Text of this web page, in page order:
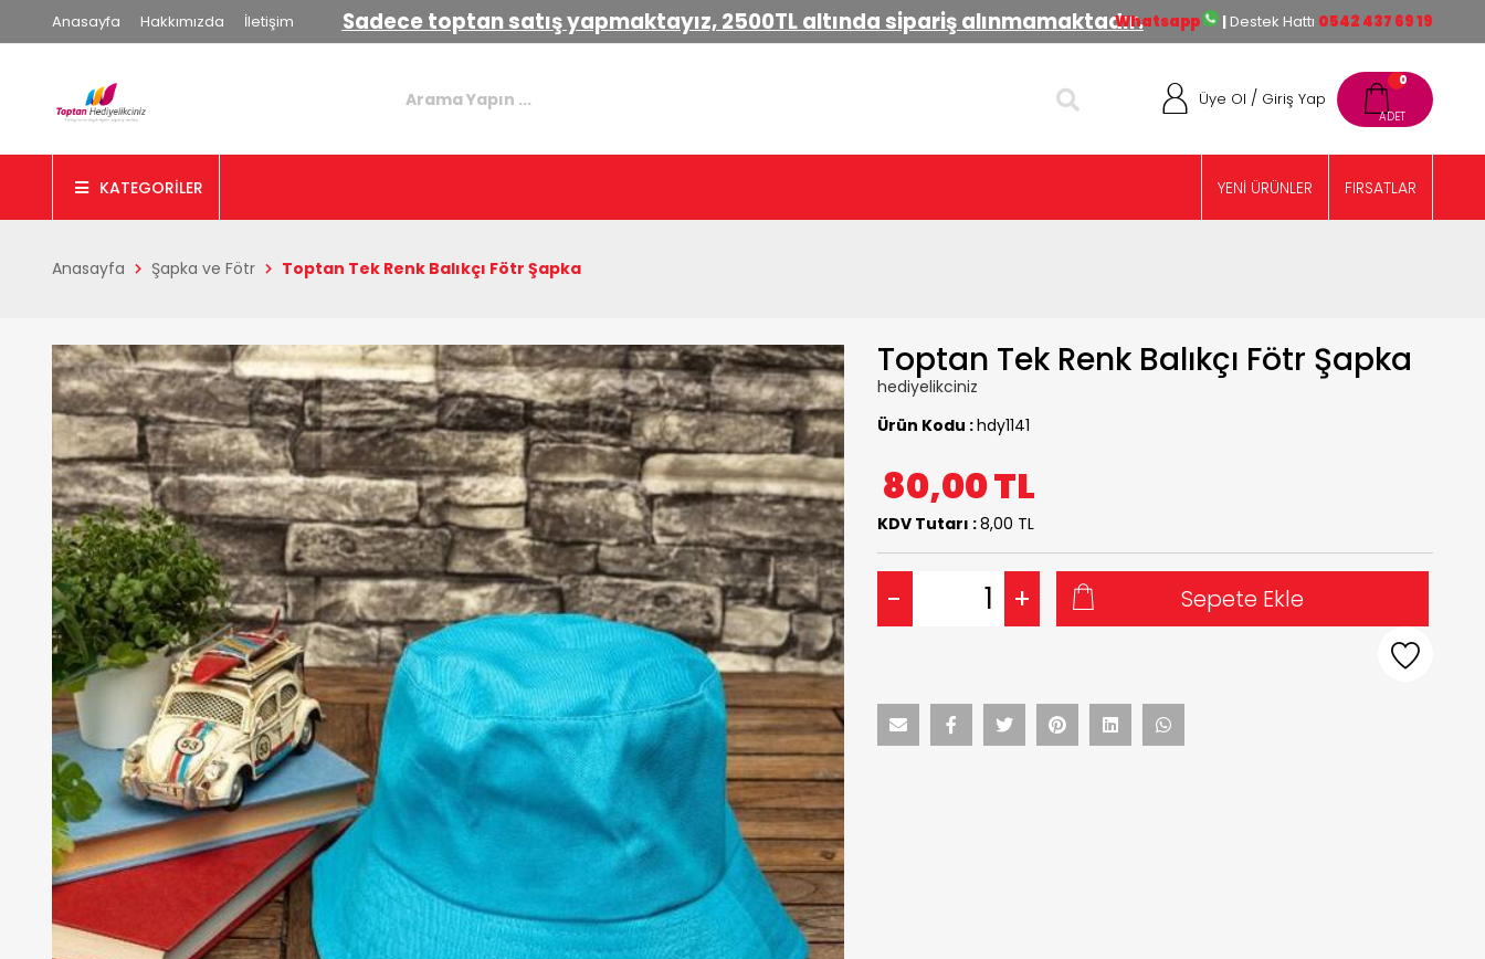
Anasayfa Hakkımızda İletişim Sadece toptan satış yapmaktayız, 2500TL altında sipariş alınmamaktadır.Whatsapp |Destek Hattı 0542 437 69 19
0
Üye Ol / Giriş Yap
KATEGORİLER FIRSATLAR
YENİ ÜRÜNLER
Anasayfa Şapka ve Fötr Toptan Tek Renk Balıkçı Fötr Şapka
Toptan Tek Renk Balıkçı Fötr Şapka
hediyelikciniz
Ürün Kodu :hdy1141
80,00TL
KDV Tutarı :8,00 TL
- + Sepete Ekle